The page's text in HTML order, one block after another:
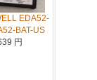
EDA52-
BAT-US
円